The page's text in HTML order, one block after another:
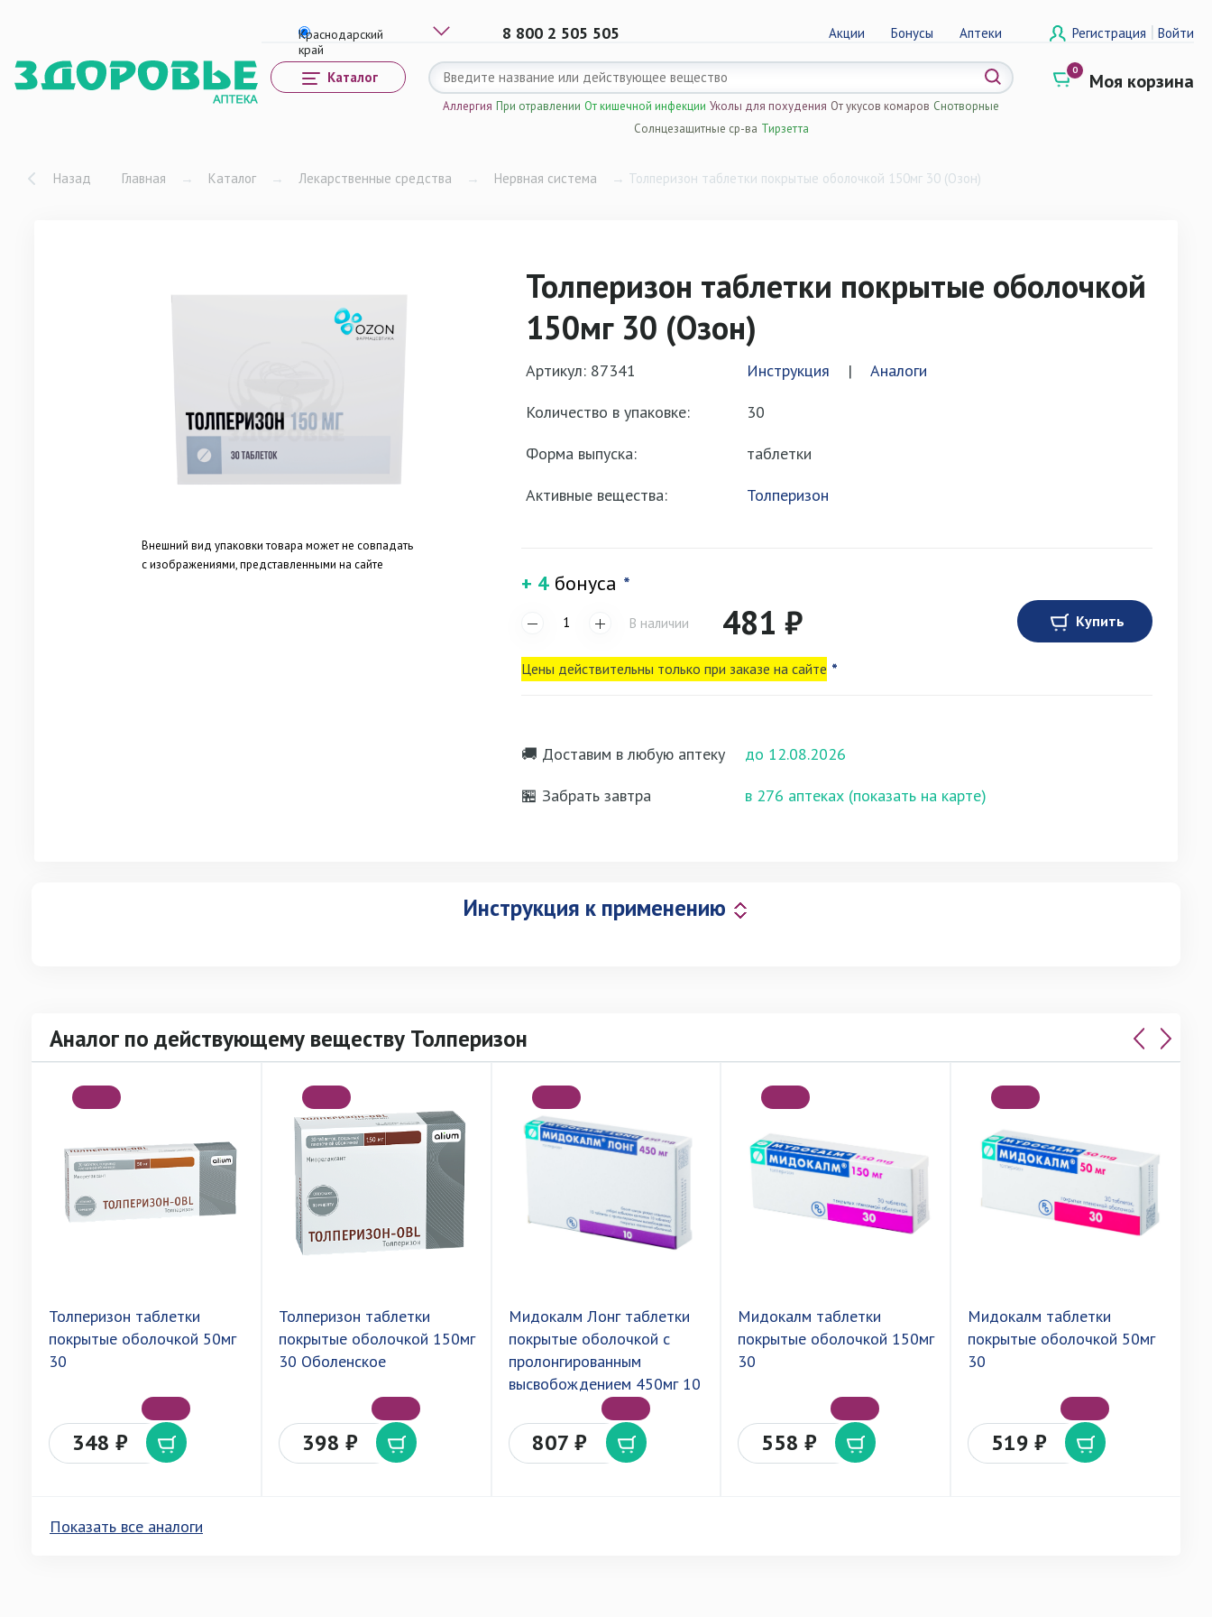
8 800 2 505 505 Акции Бонусы Аптеки Регистрация | Войти
0 Моя корзина
Каталог
Аллергия При отравлении От кишечной инфекции Уколы для похудения От укусов комаров Снотворные
Солнцезащитные ср-ва Тирзетта
Назад Главная → Каталог → Лекарственные средства → Нервная система → Толперизон таблетки покрытые оболочкой 150мг 30 (Озон)
Внешний вид упаковки товара может не совпадать
с изображениями, представленными на сайте
Толперизон таблетки покрытые оболочкой
150мг 30 (Озон)
Артикул: 87341 Инструкция |
Аналоги
Количество в упаковке:
30
Форма выпуска:
таблетки
Активные вещества:
Толперизон
+ 4 бонуса *
В наличии 481 ₽ Купить
Цены действительны только при заказе на сайте *
🚚 Доставим в любую аптеку
до 12.08.2026
🏪 Забрать завтра
в 276 аптеках (показать на карте)
Инструкция к применению
Аналог по действующему веществу Толперизон
Толперизон таблетки
покрытые оболочкой 50мг
30
348 ₽
Толперизон таблетки
покрытые оболочкой 150мг
30 Оболенское
398 ₽
Мидокалм Лонг таблетки
покрытые оболочкой с
пролонгированным
высвобождением 450мг 10
807 ₽
Мидокалм таблетки
покрытые оболочкой 150мг
30
558 ₽
Мидокалм таблетки
покрытые оболочкой 50мг
30
519 ₽
Показать все аналоги